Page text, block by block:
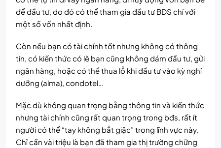
để đầu tư, do đó có thể tham gia đầu tư BĐS chỉ với
một số vốn nhất định.
Còn nếu bạn có tài chính tốt nhưng không có thông
tin, có kiến thức có lẽ bạn cũng không dám đầu tư, gửi
ngân hàng, hoặc có thể thua lỗ khi đầu tư vào kỳ nghỉ
dưỡng (alma), condotel…
Mặc dù không quan trọng bằng thông tin và kiến thức
nhưng tài chính cũng rất quan trọng trong bđs, rất ít
người có thể “tay không bắt giặc” trong lĩnh vực này.
Chỉ cần vài triệu là bạn đã tham gia thị trường chững